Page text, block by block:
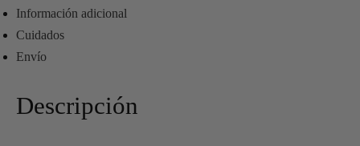
Información adicional
Cuidados
Envío
Descripción